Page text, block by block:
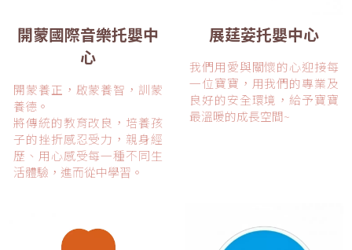
開蒙國際音樂托嬰中
心
開蒙養正，啟蒙養智，訓蒙
養德。
將傳統的教育改良，培養孩
子的挫折感忍受力，親身經
歷、用心感受每一種不同生
活體驗，進而從中學習。
展莛荌托嬰中心
我們用愛與關懷的心迎接每
一位寶寶，用我們的專業及
良好的安全環境，給予寶寶
最溫暖的成長空間~